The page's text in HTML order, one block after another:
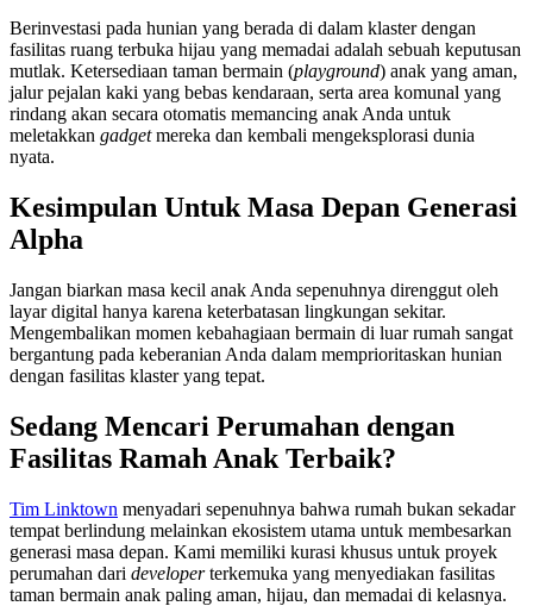
Berinvestasi pada hunian yang berada di dalam klaster dengan
fasilitas ruang terbuka hijau yang memadai adalah sebuah keputusan
mutlak. Ketersediaan taman bermain (playground) anak yang aman,
jalur pejalan kaki yang bebas kendaraan, serta area komunal yang
rindang akan secara otomatis memancing anak Anda untuk
meletakkan gadgetmereka dan kembali mengeksplorasi dunia
nyata.
Kesimpulan Untuk Masa Depan Generasi
Alpha
Jangan biarkan masa kecil anak Anda sepenuhnya direnggut oleh
layar digital hanya karena keterbatasan lingkungan sekitar.
Mengembalikan momen kebahagiaan bermain di luar rumah sangat
bergantung pada keberanian Anda dalam memprioritaskan hunian
dengan fasilitas klaster yang tepat.
Sedang Mencari Perumahan dengan
Fasilitas Ramah Anak Terbaik?
Tim Linktown menyadari sepenuhnya bahwa rumah bukan sekadar
tempat berlindung melainkan ekosistem utama untuk membesarkan
generasi masa depan. Kami memiliki kurasi khusus untuk proyek
perumahan dari developerterkemuka yang menyediakan fasilitas
taman bermain anak paling aman, hijau, dan memadai di kelasnya.